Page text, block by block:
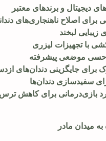
دیجیتال و برندهای معتبر
برای اصلاح ناهنجاری‌های
زیبایی لبخند
با تجهیزات لیزری
موضعی پیشرفته
برای جایگزینی دندان‌های
سفیدسازی دندان‌ها
بازی‌درمانی برای کاهش
میدان مادر